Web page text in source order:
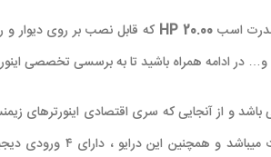
اسب20.00 HP که قابل نصب بر روی دیوار
و… در ادامه همراه باشید تا به برسسی تخصصی
متوسط می باشد و از آنجایی که سری اقتصادی
کیلو وات میباشد